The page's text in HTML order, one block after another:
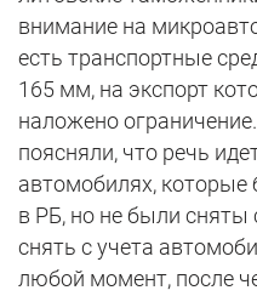
внимание на
есть транспортные
165 мм, на экспорт
наложено
поясняли, что речь
автомобилях,
в РБ, но не были сняты
снять с учета
любой момент, после